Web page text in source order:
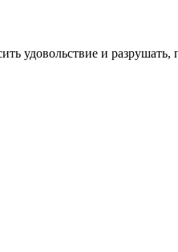
и разрушать,